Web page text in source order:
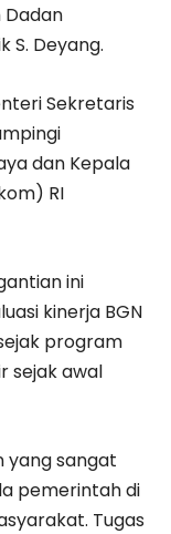
Dadan
S. Deyang.
Sekretaris
dan Kepala
RI
ini
kinerja BGN
program
sejak awal
yang sangat
pemerintah di
Tugas